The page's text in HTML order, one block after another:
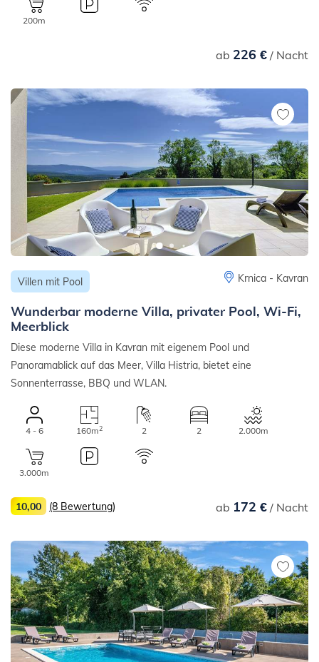
200m
ab 226 €/ Nacht
Villen mit Pool Krnica - Kavran
Wunderbar moderne Villa, privater Pool, Wi-Fi,
Meerblick
Diese moderne Villa in Kavran mit eigenem Pool und
Panoramablick auf das Meer, Villa Histria, bietet eine
Sonnenterrasse, BBQ und WLAN.
4 - 6 160m2 2 2 2.000m
3.000m
ab 172 €/ Nacht
10,00 (8 Bewertung)